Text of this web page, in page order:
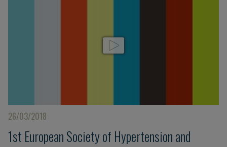
26/03/2018
1st European Society of Hypertension and